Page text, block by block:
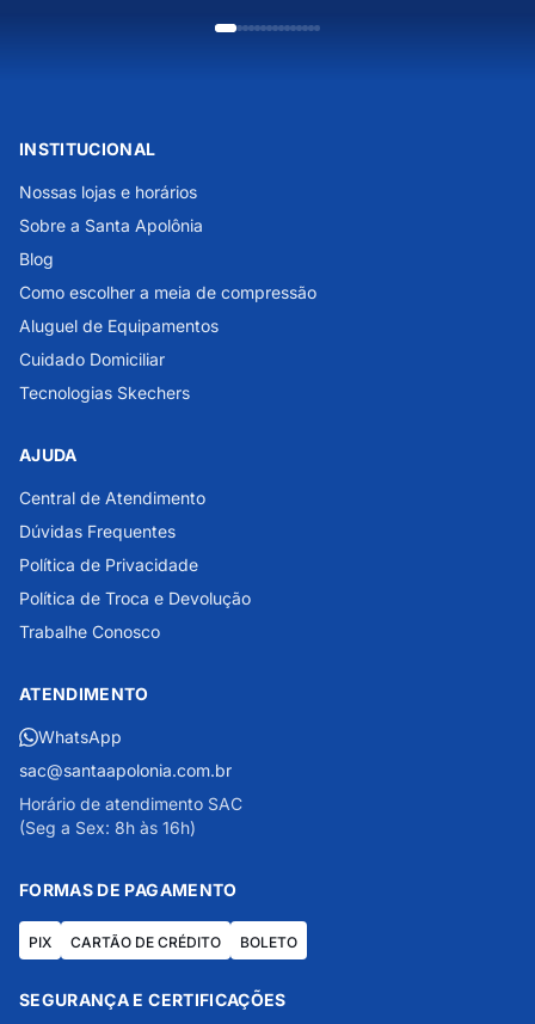
INSTITUCIONAL
Nossas lojas e horários
Sobre a Santa Apolônia
Blog
Como escolher a meia de compressão
Aluguel de Equipamentos
Cuidado Domiciliar
Tecnologias Skechers
AJUDA
Central de Atendimento
Dúvidas Frequentes
Política de Privacidade
Política de Troca e Devolução
Trabalhe Conosco
ATENDIMENTO
WhatsApp
sac@santaapolonia.com.br
Horário de atendimento SAC
(Seg a Sex: 8h às 16h)
FORMAS DE PAGAMENTO
PIX CARTÃO DE CRÉDITO BOLETO
SEGURANÇA E CERTIFICAÇÕES